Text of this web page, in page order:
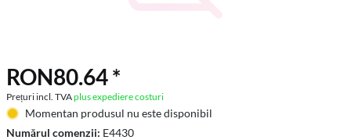
RON80.64 *
Prețuri incl. TVAplus expediere costuri
Momentan produsul nu este disponibil
Numărul comenzii: E4430